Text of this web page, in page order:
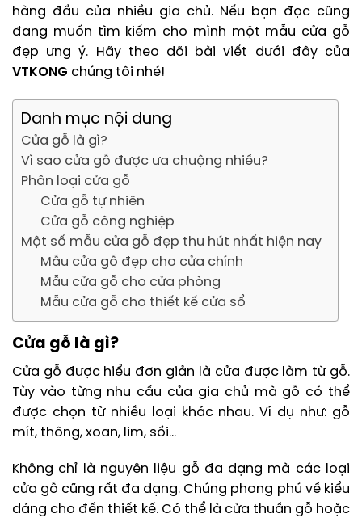
hàng đầu của nhiều gia chủ. Nếu bạn đọc cũng
đang muốn tìm kiếm cho mình một mẫu cửa gỗ
đẹp ưng ý. Hãy theo dõi bài viết dưới đây của
VTKONG chúng tôi nhé!
Danh mục nội dung
Cửa gỗ là gì?
Vì sao cửa gỗ được ưa chuộng nhiều?
Phân loại cửa gỗ
Cửa gỗ tự nhiên
Cửa gỗ công nghiệp
Một số mẫu cửa gỗ đẹp thu hút nhất hiện nay
Mẫu cửa gỗ đẹp cho cửa chính
Mẫu cửa gỗ cho cửa phòng
Mẫu cửa gỗ cho thiết kế cửa sổ
Cửa gỗ là gì?
Cửa gỗ được hiểu đơn giản là cửa được làm từ gỗ.
Tùy vào từng nhu cầu của gia chủ mà gỗ có thể
được chọn từ nhiều loại khác nhau. Ví dụ như: gỗ
mít, thông, xoan, lim, sồi…
Không chỉ là nguyên liệu gỗ đa dạng mà các loại
cửa gỗ cũng rất đa dạng. Chúng phong phú về kiểu
dáng cho đến thiết kế. Có thể là cửa thuần gỗ hoặc